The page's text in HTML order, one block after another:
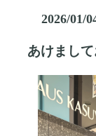
あけまし
2026/01/